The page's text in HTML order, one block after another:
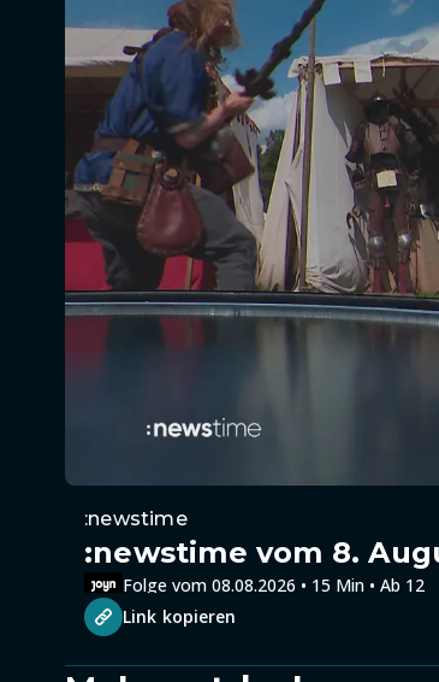
:newstime
:newstime vom 8.
Folge vom 08.08.2026 • 15 Min • Ab 12
Link kopieren